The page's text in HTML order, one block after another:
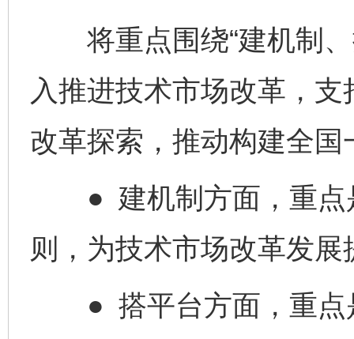
将重点围绕“建机制、
入推进技术市场改革，
改革探索，推动构建全
● 建机制方面，重点
则，为技术市场改革发展
● 搭平台方面，重点